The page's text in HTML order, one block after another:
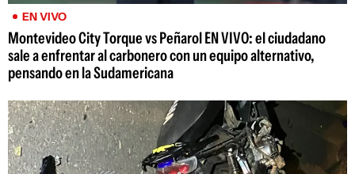
EN VIVO
Montevideo City Torque vs Peñarol EN VIVO: el ciudadano
sale a enfrentar al carbonero con un equipo alternativo,
pensando en la Sudamericana